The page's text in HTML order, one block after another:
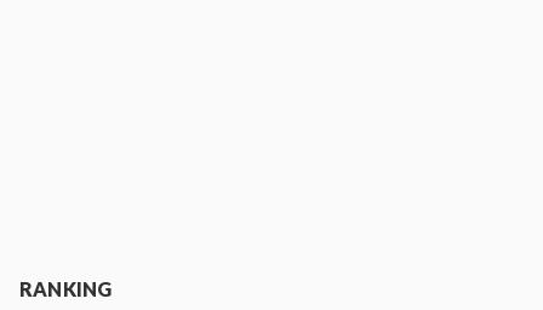
RANKING